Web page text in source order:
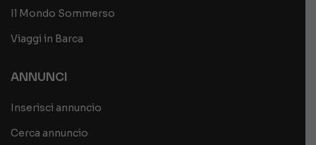
Il Mondo Sommerso
Viaggi in Barca
ANNUNCI
Inserisci annuncio
Cerca annuncio